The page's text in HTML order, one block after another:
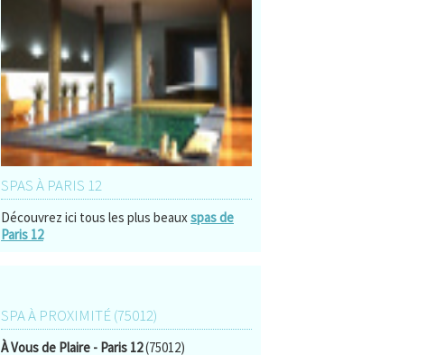
SPAS À PARIS 12
Découvrez ici tous les plus beauxspas de
Paris 12
SPA À PROXIMITÉ (75012)
À Vous de Plaire - Paris 12(75012)